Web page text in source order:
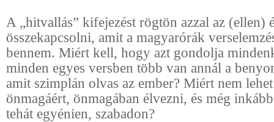
A „hitvallás” kifejezést rögtön azzal az (ellen)
összekapcsolni, amit a magyarórák
bennem. Miért kell, hogy azt gondolja
minden egyes versben több van annál a
amit szimplán olvas az ember? Miért nem
önmagáért, önmagában élvezni, és még
tehát egyénien, szabadon?